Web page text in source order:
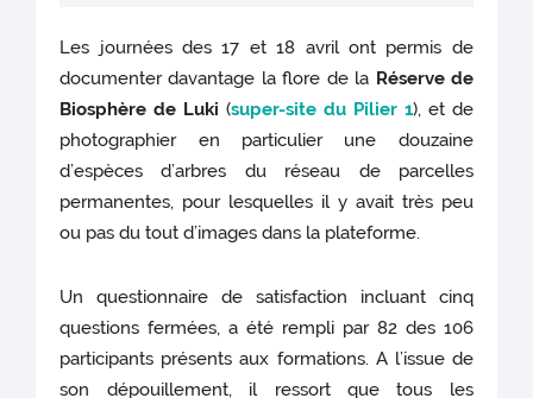
Les journées des 17 et 18 avril ont permis de
documenter davantage la flore de la Réserve de
Biosphère de Luki (super-site du Pilier 1), et de
photographier en particulier une douzaine
d’espèces d’arbres du réseau de parcelles
permanentes, pour lesquelles il y avait très peu
ou pas du tout d’images dans la plateforme.
Un questionnaire de satisfaction incluant cinq
questions fermées, a été rempli par 82 des 106
participants présents aux formations. A l’issue de
son dépouillement, il ressort que tous les